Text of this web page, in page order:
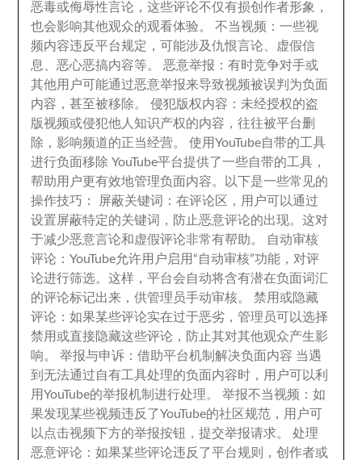
恶毒或侮辱性言论 ，这些评论不仅有损创作者形象 ，
也会影响其他观众的观看体验。不当视频 ：一些视
频内容违反平台规定 ， 可能涉及仇恨言论
虚假信
息
、恶心恶搞内容等。恶意举报 ：有时竞争对手或
其他用户可能通过恶意举报来导致视频被误判为负面
内容 ，甚至被移除。侵犯版权内容 ： 未经授权的盗
版视频或侵犯他人知识产权的内容 ，往往被平台删
除 ， 影响频道的正当经营。使用YouTube自带的工具
进行负面移除 YouTube平台提供了一些自带的工具 ，
帮助用户更有效地管理负面内容。
以下是一些常见的
操作技巧 ： 屏蔽关键词 ：在评论区 ， 用户可以通过
设置屏蔽特定的关键词
， 防止恶意评论的出现。这对
于减少恶意言论和虚假评论非常有帮助。 自动审核
评论 ：YouTube允许用户启用“自动审核”功能 ， 对评
论进行筛选。这样 ，平台会自动将含有潜在负面词汇
的评论标记出来 ，供管理员手动审核。禁用或隐藏
评论 ：如果某些评论实在过于恶劣 ，管理员可以选择
禁用或直接隐藏这些评论 ，
防止其对其他观众产生影
响。举报与申诉 ：借助平台机制解决负面内容 当遇
到无法通过自有工具处理的负面内容时 ， 用户可以利
用YouTube的举报机制进行处理。举报不当视频 ：如
果发现某些视频违反了YouTube的社区规范 ， 用户可
以点击视频下方的举报按钮 ，提交举报请求。处理
恶意评论 ：如果某些评论违反了平台规则 ，创作者或